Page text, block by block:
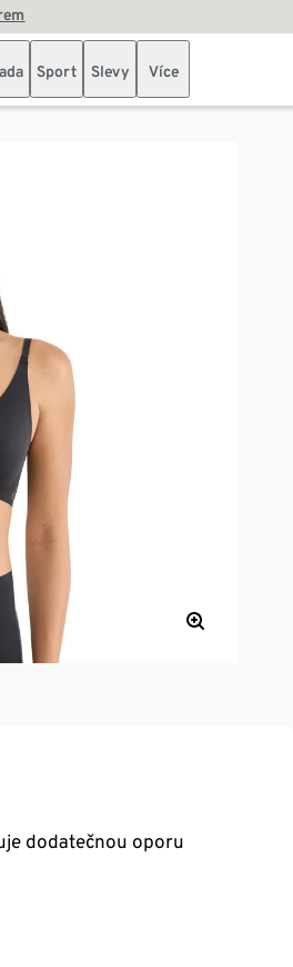
Sport Slevy Více
dodatečnou oporu
a pohodlí
s certifikací GRS,